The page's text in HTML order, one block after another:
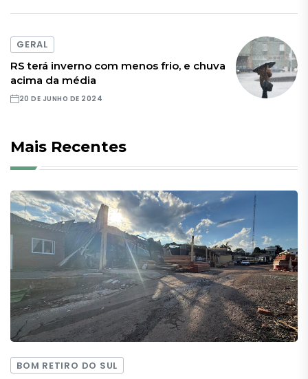
GERAL
RS terá inverno com menos frio, e chuva
acima da média
20 DE JUNHO DE 2024
Mais Recentes
BOM RETIRO DO SUL